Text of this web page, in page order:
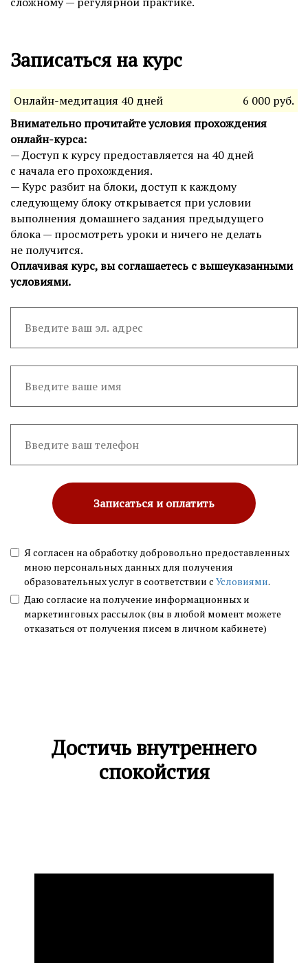
Записаться на курс
Онлайн-медитация 40 дней
6 000 руб.
Внимательно прочитайте условия прохождения
онлайн-курса:
— Доступ к курсу предоставляется на 40 дней
с начала его прохождения.
— Курс разбит на блоки, доступ к каждому
следующему блоку открывается при условии
выполнения домашнего задания предыдущего
блока — просмотреть уроки и ничего не делать
не получится.
Оплачивая курс, вы соглашаетесь с вышеуказанными
условиями.
Записаться и оплатить
Я согласен на обработку добровольно предоставленных
мною персональных данных для получения
образовательных услуг в соответствии с Условиями.
Даю согласие на получение информационных и
маркетинговых рассылок (вы в любой момент можете
отказаться от получения писем в личном кабинете)
Достичь внутреннего
спокойстия